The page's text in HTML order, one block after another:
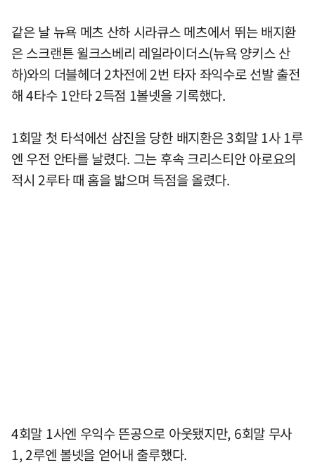
같은 날 뉴욕 메츠 산하 시라큐스 메츠에서 뛰는 배지환
은 스크랜튼 윌크스베리 레일라이더스(뉴욕 양키스 산
하)와의 더블헤더 2차전에 2번 타자 좌익수로 선발 출전
해 4타수 1안타 2득점 1볼넷을 기록했다.
1회말 첫 타석에선 삼진을 당한 배지환은 3회말 1사 1루
엔 우전 안타를 날렸다. 그는 후속 크리스티안 아로요의
적시 2루타 때 홈을 밟으며 득점을 올렸다.
4회말 1사엔 우익수 뜬공으로 아웃됐지만, 6회말 무사
1, 2루엔 볼넷을 얻어내 출루했다.